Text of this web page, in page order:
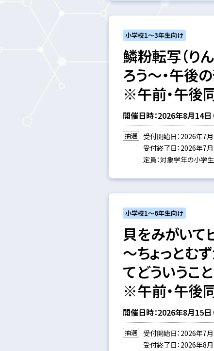
小学校1～3年生向け
鱗粉転写（り
ろう～・午後
※午前・午後
開催日時：2026年8月14日
抽選
受付開始日：2026年7月
受付終了日：2026年7月
定員：対象学年の小学
小学校1～6年生向け
貝をみがいて
～ちょっとむ
てどういうこ
※午前・午後
開催日時：2026年8月15日
抽選
受付開始日：2026年7月
受付終了日：2026年8月